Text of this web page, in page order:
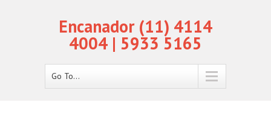
Encanador (11) 4114
4004 | 5933 5165
Go To...